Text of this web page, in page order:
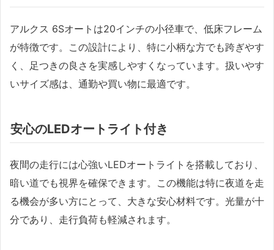
アルクス 6Sオートは20インチの小径車で、低床フレーム
が特徴です。この設計により、特に小柄な方でも跨ぎやす
く、足つきの良さを実感しやすくなっています。扱いやす
いサイズ感は、通勤や買い物に最適です。
安心のLEDオートライト付き
夜間の走行には心強いLEDオートライトを搭載しており、
暗い道でも視界を確保できます。この機能は特に夜道を走
る機会が多い方にとって、大きな安心材料です。光量が十
分であり、走行負荷も軽減されます。